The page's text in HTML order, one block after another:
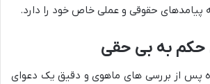
حقوقی و عملی خاص خود را دارد.
حکم به بی حقی
پس از بررسی های ماهوی و دقیق یک دعوای